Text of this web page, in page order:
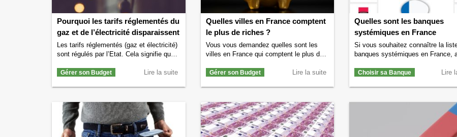
Pourquoi les tarifs réglementés du
gaz et de l’électricité disparaissent
Les tarifs réglementés (gaz et électricité)
sont régulés par l’Etat. Cela signifie que
fournisseurs historiques) sont obligés de
réglementation française est contraire au
droit de l’Union Européenne. En effet
cette règle de réglementation …
Lire la suite
Gérer son Budget
Quelles villes en France comptent
le plus de riches ?
Vous vous demandez quelles sont les
villes en France qui comptent le plus de
assouvir votre curiosité. Lisez vite la
permettant de définir la richesse des
habitants d’une …Continuer la lecture de
Quelles villes en France comptent le plus
Lire la suite
Gérer son Budget
Quelles sont les banques
systémiques en France
Si vous souhaitez connaître la
banques systémiques en France,
vous donner la liste de toutes
Board (FSB) en anglais, est une
organisation rattachée au G20.
organisation a identifié une
Lire
Choisir sa Banque